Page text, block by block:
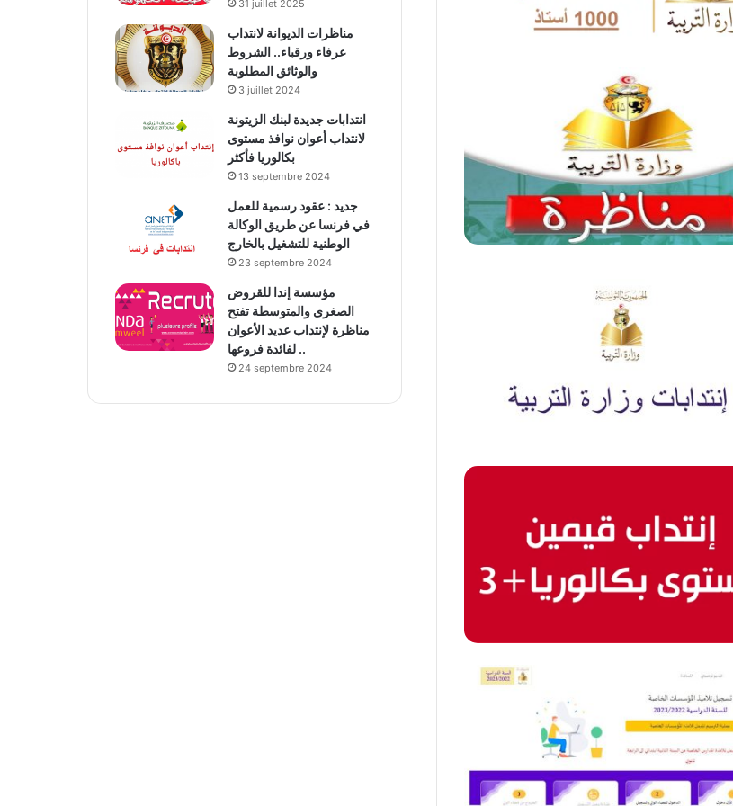
31 juillet 2025
مناظرات الديوانة لانتداب
عرفاء ورقباء.. الشروط
والوثائق المطلوبة
3 juillet 2024
انتدابات جديدة لبنك الزيتونة
لانتداب أعوان نوافذ مستوى
بكالوريا فأكثر
13 septembre 2024
جديد : عقود رسمية للعمل
في فرنسا عن طريق الوكالة
الوطنية للتشغيل بالخارج
23 septembre 2024
مؤسسة إندا للقروض
الصغرى والمتوسطة تفتح
مناظرة لإنتداب عديد الأعوان
لفائدة فروعها ..
24 septembre 2024